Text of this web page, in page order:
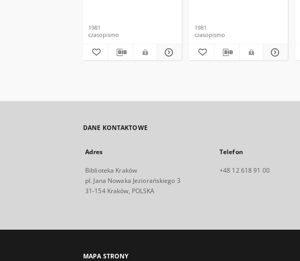
1981
czasopismo
1981
czasopismo
DANE KONTAKTOWE
Adres
Biblioteka Kraków
pl. Jana Nowaka Jeziorańskiego 3
31-154 Kraków, POLSKA
Telefon
+48 12 618 91 00
MAPA STRONY